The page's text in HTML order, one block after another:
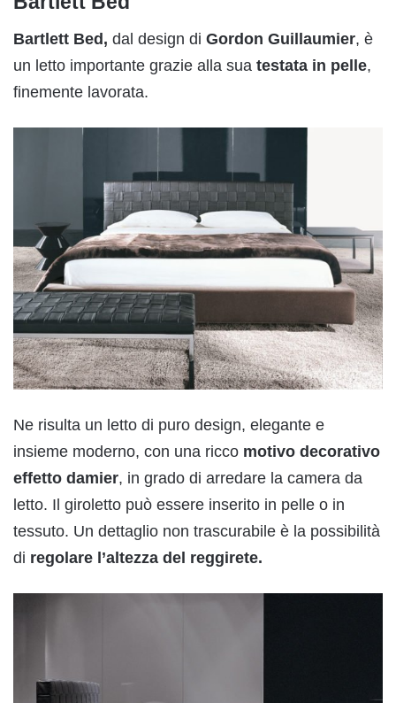
Bartlett Bed, dal design di Gordon Guillaumier, è
un letto importante grazie alla sua testata in pelle,
finemente lavorata.
Ne risulta un letto di puro design, elegante e
insieme moderno, con una ricco motivo decorativo
effetto damier, in grado di arredare la camera da
letto. Il giroletto può essere inserito in pelle o in
tessuto. Un dettaglio non trascurabile è la possibilità
di regolare l’altezza del reggirete.